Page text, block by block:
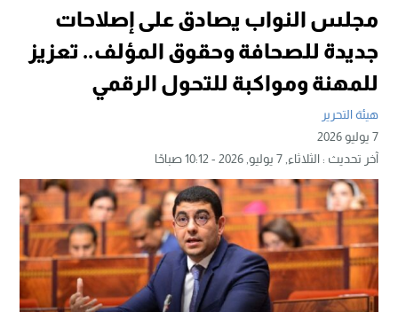
مجلس النواب يصادق على إصلاحات
جديدة للصحافة وحقوق المؤلف.. تعزيز
للمهنة ومواكبة للتحول الرقمي
هيئة التحرير
7 يوليو 2026
آخر تحديث :الثلاثاء, 7 يوليو, 2026 - 10:12 صباحًا